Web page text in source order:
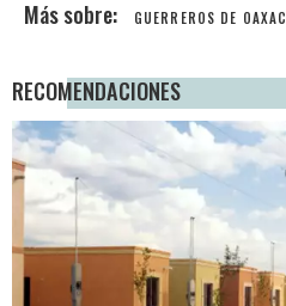
GUERREROS DE
RECOMENDACIONES